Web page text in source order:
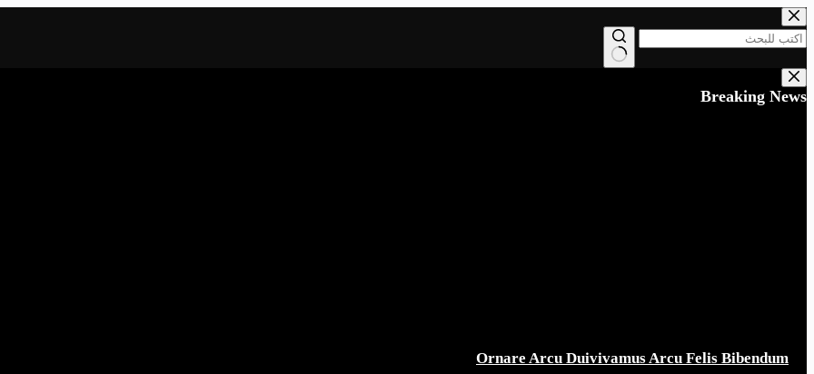
التجاوز
إلى
المحتوى
توجد
Breaking News
Ornare Arcu Duivivamus Arcu Felis Bibendum